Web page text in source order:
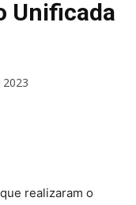
Unificada
realizaram o